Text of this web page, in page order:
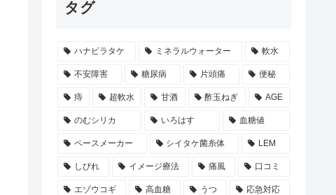
タグ
ハナビラタケ ミネラルウォーター 軟水
不安障害 糖尿病 片頭痛 便秘
痔 超軟水 甘酒 酢玉ねぎ AGE
のむシリカ いろはす 血糖値
ペースメーカー シイタケ菌糸体 LEM
しびれ イメージ療法 痛風 口コミ
エゾウコギ 高血糖 うつ 応急対応